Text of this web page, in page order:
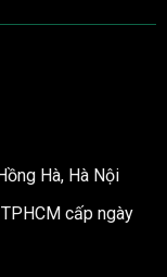
Hà, Hà Nội
cấp ngày